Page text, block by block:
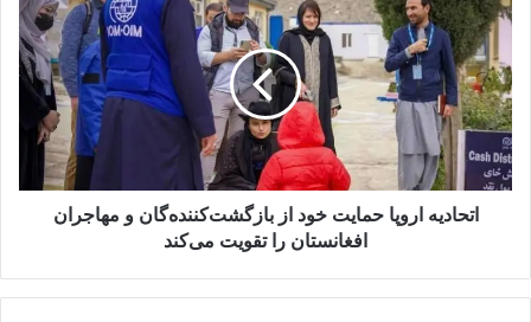
اروپا
حمایت
خود
از
بازگشت‌کننده‌گان
و
مهاجران
افغانستان
اتحادیه اروپا حمایت خود از بازگشت‌کننده‌گان و مهاجران
افغانستان را تقویت می‌کند